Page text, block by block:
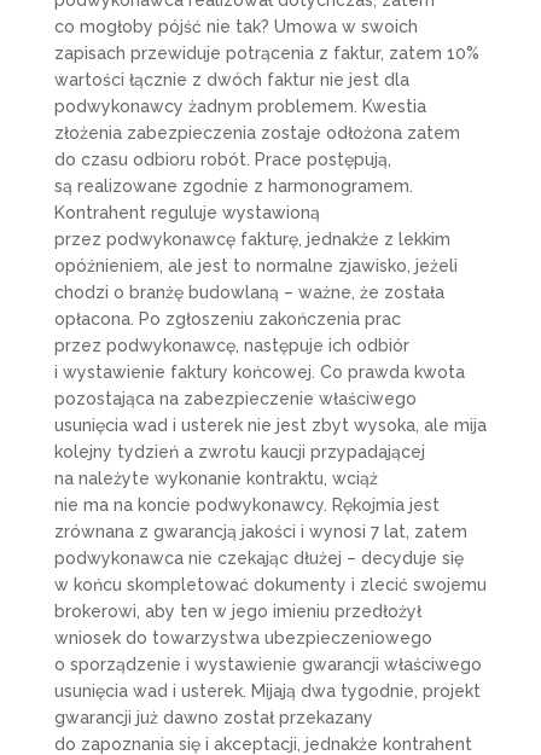
co mogłoby pójść nie tak? Umowa w swoich
zapisach przewiduje potrącenia z faktur, zatem 10%
wartości łącznie z dwóch faktur nie jest dla
podwykonawcy żadnym problemem. Kwestia
złożenia zabezpieczenia zostaje odłożona zatem
do czasu odbioru robót. Prace postępują,
są realizowane zgodnie z harmonogramem.
Kontrahent reguluje wystawioną
przez podwykonawcę fakturę, jednakże z lekkim
opóźnieniem, ale jest to normalne zjawisko, jeżeli
chodzi o branżę budowlaną – ważne, że została
opłacona. Po zgłoszeniu zakończenia prac
przez podwykonawcę, następuje ich odbiór
i wystawienie faktury końcowej. Co prawda kwota
pozostająca na zabezpieczenie właściwego
usunięcia wad i usterek nie jest zbyt wysoka, ale mija
kolejny tydzień a zwrotu kaucji przypadającej
na należyte wykonanie kontraktu, wciąż
nie ma na koncie podwykonawcy. Rękojmia jest
zrównana z gwarancją jakości i wynosi 7 lat, zatem
podwykonawca nie czekając dłużej – decyduje się
w końcu skompletować dokumenty i zlecić swojemu
brokerowi, aby ten w jego imieniu przedłożył
wniosek do towarzystwa ubezpieczeniowego
o sporządzenie i wystawienie gwarancji właściwego
usunięcia wad i usterek. Mijają dwa tygodnie, projekt
gwarancji już dawno został przekazany
do zapoznania się i akceptacji, jednakże kontrahent